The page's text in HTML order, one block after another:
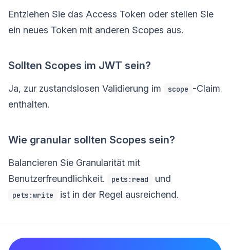
Entziehen Sie das Access Token oder stellen Sie
ein neues Token mit anderen Scopes aus.
Sollten Scopes im JWT sein?
Ja, zur zustandslosen Validierung im scope -Claim
enthalten.
Wie granular sollten Scopes sein?
Balancieren Sie Granularität mit
Benutzerfreundlichkeit.
pets:read und
pets:write ist in der Regel ausreichend.